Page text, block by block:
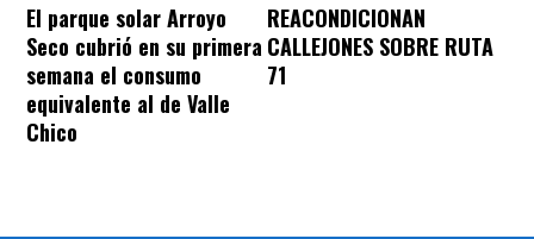
El parque solar Arroyo
Seco cubrió en su primera
semana el consumo
equivalente al de Valle
Chico
REACONDICIONAN
CALLEJONES SOBRE RUTA
71